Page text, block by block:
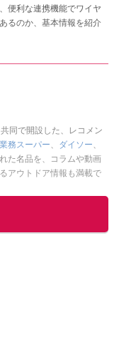
便利な連携機能でワイヤ
るのか、基本情報を紹介
同で開設した、レコメン
業務スーパー、 ダイソー、
た名品を、コラムや動画
アウトドア情報も満載で
ているので、ぜひ